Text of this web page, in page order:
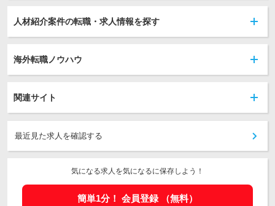
人材紹介案件の転職・求人情報を探す
海外転職ノウハウ
関連サイト
最近見た求人を確認する
気になる求人を気になるに保存しよう！
簡単1分！ 会員登録 （無料）